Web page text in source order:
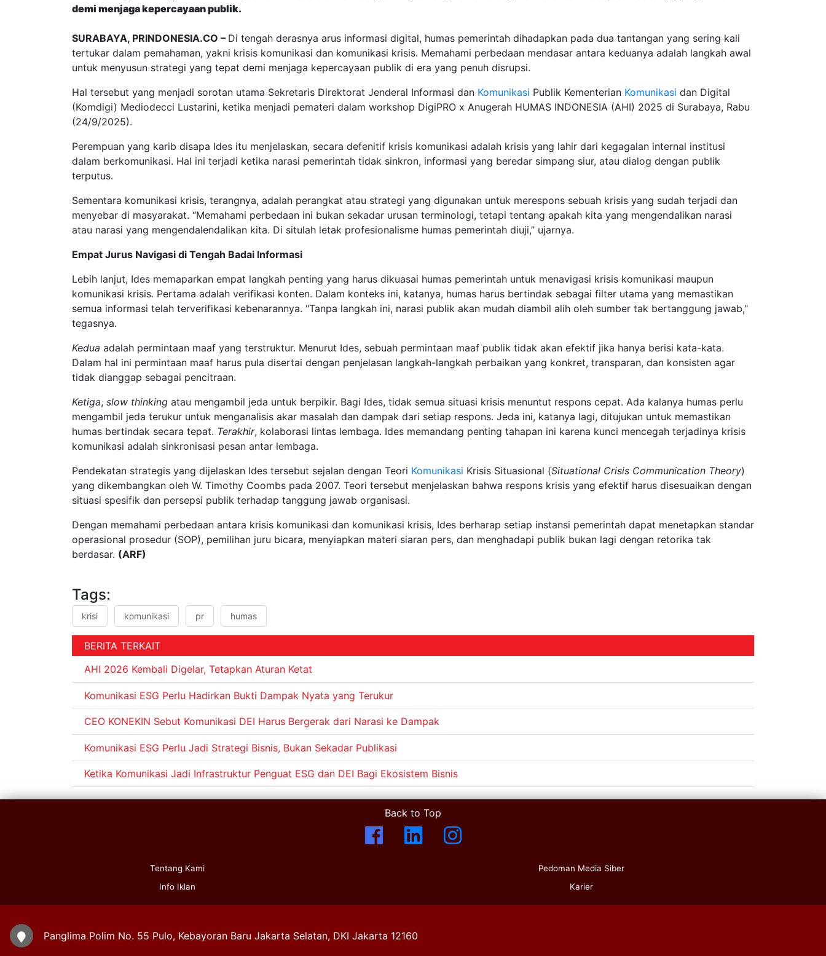
demi menjaga kepercayaan publik.
SURABAYA, PRINDONESIA.CO – Di tengah derasnya arus informasi digital, humas pemerintah dihadapkan pada dua tantangan yang sering kali
tertukar dalam pemahaman, yakni krisis komunikasi dan komunikasi krisis. Memahami perbedaan mendasar antara keduanya adalah langkah awal
untuk menyusun strategi yang tepat demi menjaga kepercayaan publik di era yang penuh disrupsi.
Hal tersebut yang menjadi sorotan utama Sekretaris Direktorat Jenderal Informasi dan Komunikasi Publik Kementerian Komunikasi dan Digital
(Komdigi) Mediodecci Lustarini, ketika menjadi pemateri dalam workshop DigiPRO x Anugerah HUMAS INDONESIA (AHI) 2025 di Surabaya, Rabu
(24/9/2025).
Perempuan yang karib disapa Ides itu menjelaskan, secara defenitif krisis komunikasi adalah krisis yang lahir dari kegagalan internal institusi
dalam berkomunikasi. Hal ini terjadi ketika narasi pemerintah tidak sinkron, informasi yang beredar simpang siur, atau dialog dengan publik
terputus.
Sementara komunikasi krisis, terangnya, adalah perangkat atau strategi yang digunakan untuk merespons sebuah krisis yang sudah terjadi dan
menyebar di masyarakat. “Memahami perbedaan ini bukan sekadar urusan terminologi, tetapi tentang apakah kita yang mengendalikan narasi
atau narasi yang mengendalendalikan kita. Di situlah letak profesionalisme humas pemerintah diuji,” ujarnya.
Empat Jurus Navigasi di Tengah Badai Informasi
Lebih lanjut, Ides memaparkan empat langkah penting yang harus dikuasai humas pemerintah untuk menavigasi krisis komunikasi maupun
komunikasi krisis. Pertama adalah verifikasi konten. Dalam konteks ini, katanya, humas harus bertindak sebagai filter utama yang memastikan
semua informasi telah terverifikasi kebenarannya. "Tanpa langkah ini, narasi publik akan mudah diambil alih oleh sumber tak bertanggung jawab,"
tegasnya.
Kedua adalah permintaan maaf yang terstruktur. Menurut Ides, sebuah permintaan maaf publik tidak akan efektif jika hanya berisi kata-kata.
Dalam hal ini permintaan maaf harus pula disertai dengan penjelasan langkah-langkah perbaikan yang konkret, transparan, dan konsisten agar
tidak dianggap sebagai pencitraan.
Ketiga, slow thinking atau mengambil jeda untuk berpikir. Bagi Ides, tidak semua situasi krisis menuntut respons cepat. Ada kalanya humas perlu
mengambil jeda terukur untuk menganalisis akar masalah dan dampak dari setiap respons. Jeda ini, katanya lagi, ditujukan untuk memastikan
humas bertindak secara tepat. Terakhir, kolaborasi lintas lembaga. Ides memandang penting tahapan ini karena kunci mencegah terjadinya krisis
komunikasi adalah sinkronisasi pesan antar lembaga.
Pendekatan strategis yang dijelaskan Ides tersebut sejalan dengan Teori Komunikasi Krisis Situasional (Situational Crisis Communication Theory)
yang dikembangkan oleh W. Timothy Coombs pada 2007. Teori tersebut menjelaskan bahwa respons krisis yang efektif harus disesuaikan dengan
situasi spesifik dan persepsi publik terhadap tanggung jawab organisasi.
Dengan memahami perbedaan antara krisis komunikasi dan komunikasi krisis, Ides berharap setiap instansi pemerintah dapat menetapkan standar
operasional prosedur (SOP), pemilihan juru bicara, menyiapkan materi siaran pers, dan menghadapi publik bukan lagi dengan retorika tak
berdasar. (ARF)
Tags:
krisi komunikasi pr humas
BERITA TERKAIT
AHI 2026 Kembali Digelar, Tetapkan Aturan Ketat
Komunikasi ESG Perlu Hadirkan Bukti Dampak Nyata yang Terukur
CEO KONEKIN Sebut Komunikasi DEI Harus Bergerak dari Narasi ke Dampak
Komunikasi ESG Perlu Jadi Strategi Bisnis, Bukan Sekadar Publikasi
Ketika Komunikasi Jadi Infrastruktur Penguat ESG dan DEI Bagi Ekosistem Bisnis
Back to Top
Tentang Kami
Info Iklan
Pedoman Media Siber
Karier
Panglima Polim No. 55 Pulo, Kebayoran Baru Jakarta Selatan, DKI Jakarta 12160